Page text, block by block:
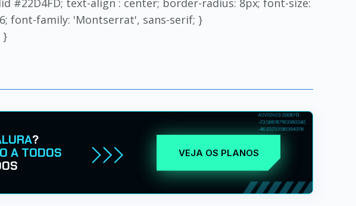
#22D4FD; text-align : center; border-radius: 8px; font-size:
font-family: 'Montserrat', sans-serif; }
}
?
A TODOS
VEJA OS PLANOS